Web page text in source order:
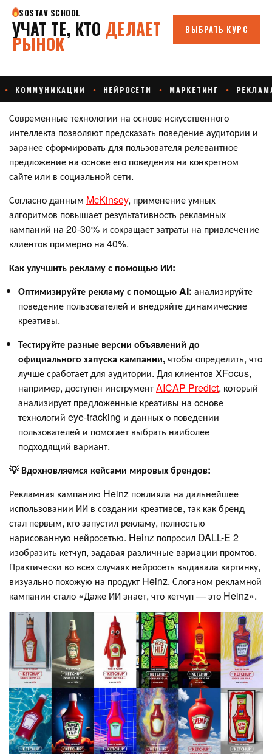
Современные технологии на основе искусственного
интеллекта позволяют предсказать поведение аудитории и
заранее сформировать для пользователя релевантное
предложение на основе его поведения на конкретном
сайте или в социальной сети.
Согласно данным McKinsey, применение умных
алгоритмов повышает результативность рекламных
кампаний на 20-30% и сокращает затраты на привлечение
клиентов примерно на 40%.
Как улучшить рекламу с помощью ИИ:
Оптимизируйте рекламу с помощью AI: анализируйте
поведение пользователей и внедряйте динамические
креативы.
Тестируйте разные версии объявлений до
официального запуска кампании,чтобы определить, что
лучше сработает для аудитории. Для клиентов XFocus,
например, доступен инструментAICAP Predict, который
анализирует предложенные креативы на основе
технологий eye-tracking и данных о поведении
пользователей и помогает выбрать наиболее
подходящий вариант.
💡 Вдохновляемся кейсами мировых брендов:
Рекламная кампанию Heinz повлияла на дальнейшее
использовании ИИ в создании креативов, так как бренд
стал первым, кто запустил рекламу, полностью
нарисованную нейросетью. Heinz попросил DALL-E 2
изобразить кетчуп, задавая различные вариации промтов.
Практически во всех случаях нейросеть выдавала картинку,
визуально похожую на продукт Heinz. Слоганом рекламной
кампании стало «Даже ИИ знает, что кетчуп — это Heinz».